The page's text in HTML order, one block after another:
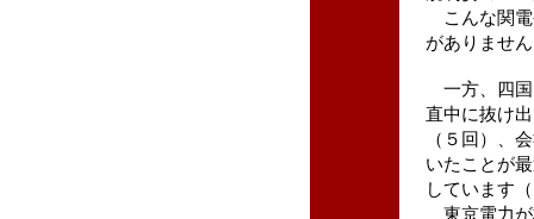
こんな関電
がありませ
一方、四国
直中に抜け
（５回）、
いたことが
しています
東京電力が